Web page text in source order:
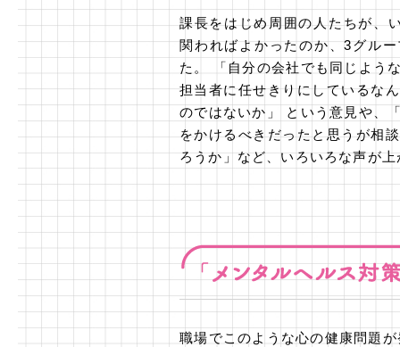
課長をはじめ周囲の人たちが、
関わればよかったのか、3グル
た。 「自分の会社でも同じよう
担当者に任せきりにしているな
のではないか」 という意見や、
をかけるべきだったと思うが相
ろうか」など、いろいろな声が
職場でこのような心の健康問題